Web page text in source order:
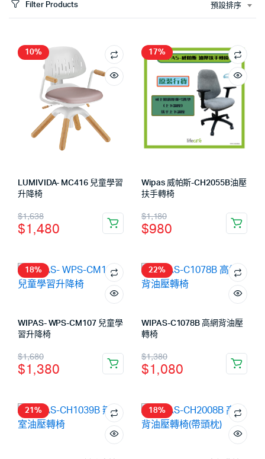
Filter Products 預設排序
10%
LUMIVIDA- MC416 兒童學習
升降椅
$1,638
$1,480
17%
Wipas 威帕斯-CH2055B油壓
扶手轉椅
$1,180
$980
18%
WIPAS- WPS-CM107 兒童學
習升降椅
$1,680
$1,380
22%
WIPAS-C1078B 高網背油壓
轉椅
$1,380
$1,080
21% 18%